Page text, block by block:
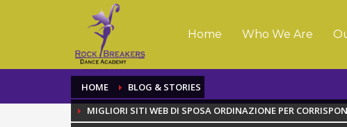
Home Who We Are
HOME
BLOG & STORIES
MIGLIORI SITI WEB DI SPOSA ORDINAZIONE PER